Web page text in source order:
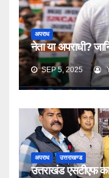
अपराध
नेता या अपराधी?
SEP 5, 2025
अपराध उत्तराखण्ड
उत्तराखंड एसटीएफ